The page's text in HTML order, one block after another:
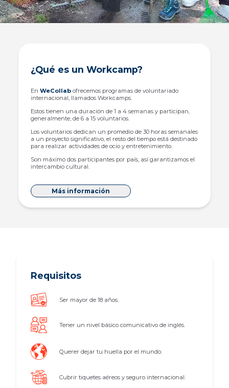
¿Qué es un Workcamp?
En WeCollab ofrecemos programas de voluntariado
internacional, llamados Workcamps.
Estos tienen una duración de 1 a 4 semanas y participan,
generalmente, de 6 a 15 voluntarios.
Los voluntarios dedican un promedio de 30 horas semanales
a un proyecto significativo, el resto del tiempo está destinado
para realizar actividades de ocio y entretenimiento.
Son máximo dos participantes por país, así garantizamos el
intercambio cultural.
Más información
Requisitos
Ser mayor de 18 años.
Tener un nivel básico comunicativo de inglés.
Querer dejar tu huella por el mundo.
Cubrir tiquetes aéreos y seguro internacional.